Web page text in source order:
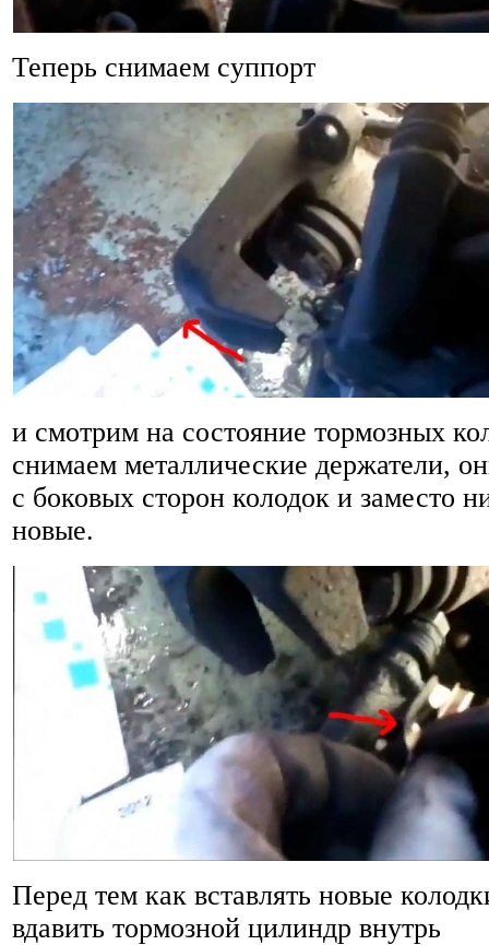
Теперь снимаем суппорт
и смотрим на состояние тормозных
снимаем металлические держатели,
с боковых сторон колодок и заместо
новые.
Перед тем как вставлять новые
вдавить тормозной цилиндр внутрь